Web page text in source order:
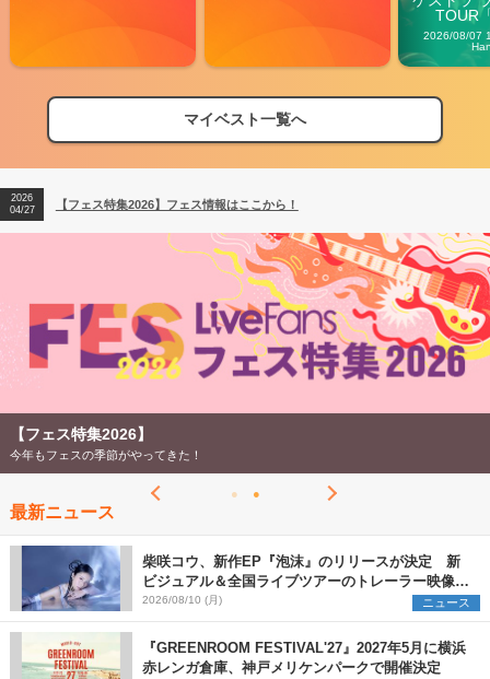
TOUR
2026/08/07
マイベスト一覧へ
【フェス特集2026】フェス情報はここから！
【ライブ動員ランキング】2026年上半期編発表！
2026
04/27
【フェス特集2026】フェス情報はここから！
2026
【ライブ動員ランキング】2026年上半期編発表！
【フェス特集2026】
今年もフェスの季節がやってきた！
最新ニュース
柴咲コウ、新作EP『泡沫』のリリースが決定 新
ビジュアル＆全国ライブツアーのトレーラー映像が
一部解禁【コメントあり】
2026/08/10 (月) ニュース
『GREENROOM FESTIVAL'27』2027年5月に横浜
赤レンガ倉庫、神戸メリケンパークで開催決定